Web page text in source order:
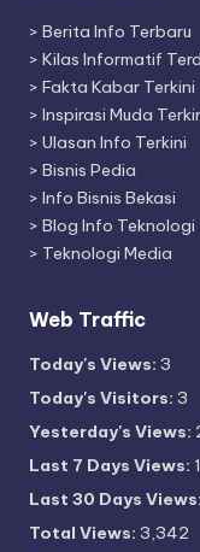
> Berita Info Terbaru
> Kilas Informatif
> Fakta Kabar Terkini
> Inspirasi Muda
> Ulasan Info Terkini
> Bisnis Pedia
> Info Bisnis Bekasi
> Blog Info Teknologi
> Teknologi Media
Web Traffic
Today's Views: 3
Today's Visitors: 3
Yesterday's Views:
Last 7 Days Views:
Last 30 Days Views:
Total Views: 3,342